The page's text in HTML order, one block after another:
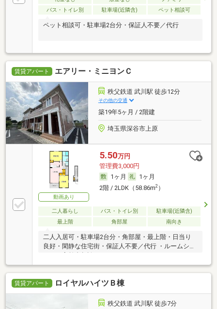
バス・トイレ別
駐車場(近隣含) ペット相談可
ペット相談可・駐車場2台分・保証人不要／代行
賃貸アパート エアリー・ミニヨンＣ
秩父鉄道 武川駅 徒歩12分
その他の交通
築19年5ヶ月 / 2階建
埼玉県深谷市上原
動画あり
5.50万円
管理費3,000円
1ヶ月
1ヶ月
2階 / 2LDK（58.86m2）
二人暮らし バス・トイレ別
駐車場(近隣含)
最上階
角部屋 南向き
二人入居可・駐車場2台分・角部屋・最上階・日当り
良好・閑静な住宅街・保証人不要／代行 ・ルームシェ
賃貸アパート ロイヤルハイツＢ棟
秩父鉄道 武川駅 徒歩7分